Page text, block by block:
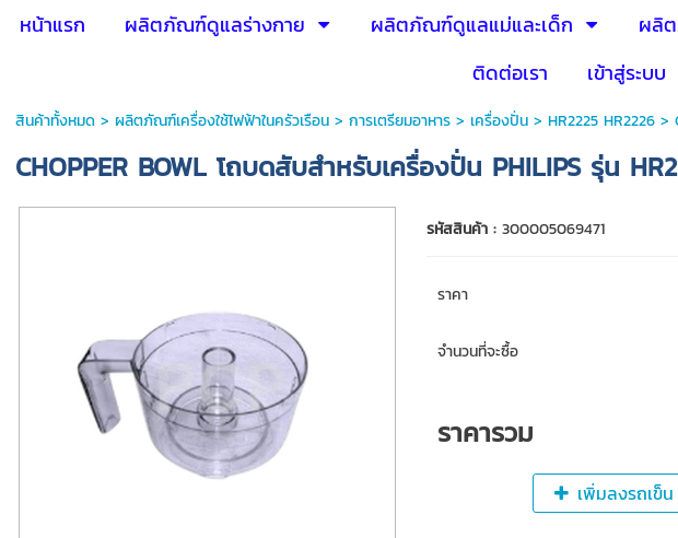
หน้าแรก ผลิตภัณฑ์ดูแลร่างกาย ผลิตภัณฑ์ดูแลแม่และเด็ก ผลิต
ติดต่อเรา
เข้าสู่ระบบ
สินค้าทั้งหมด> ผลิตภัณฑ์เครื่องใช้ไฟฟ้าในครัวเรือน> การเตรียมอาหาร> เครื่องปั่น> HR2225 HR2226>
CHOPPER BOWL โถบดสับสำหรับเครื่องปั่น PHILIPS รุ่น
รหัสสินค้า : 300005069471
ราคา
จำนวนที่จะซื้อ
ราคารวม
เพิ่มลงรถเข็น